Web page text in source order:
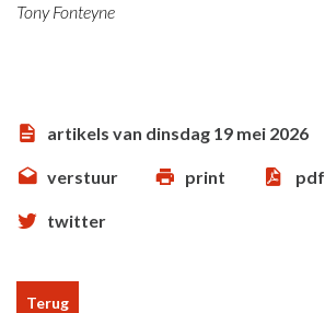
Tony Fonteyne
artikels van dinsdag 19 mei 2026
verstuur print pdf
twitter
Terug